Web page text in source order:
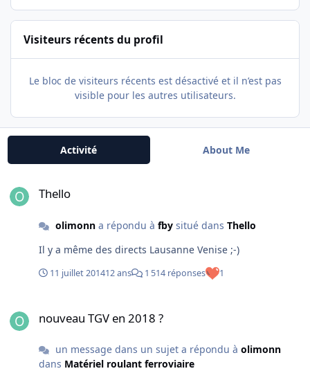
Visiteurs récents du profil
Le bloc de visiteurs récents est désactivé et il n’est pas
visible pour les autres utilisateurs.
Activité About Me
Thello
olimonna répondu à fbysitué dans Thello
Il y a même des directs Lausanne Venise ;-)
11 juillet 201412 ans 1 514 réponses 1
nouveau TGV en 2018 ?
un message dans un sujet a répondu à olimonn
dans Matériel roulant ferroviaire